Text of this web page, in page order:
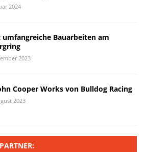
2024
umfangreiche Bauarbeiten am
2023
Cooper Works von Bulldog Racing
2023